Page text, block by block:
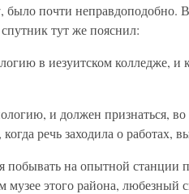
было почти неправдоподобно.
тут же пояснил:
в иезуитском колледже, и
и должен признаться,
речь заходила о работах,
побывать на опытной
музее этого района,